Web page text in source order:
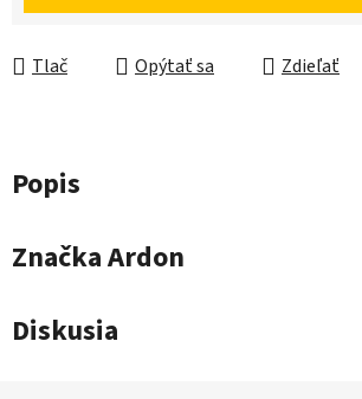
Tlač Opýtať sa Zdieľať
Popis
ZnačkaArdon
Diskusia